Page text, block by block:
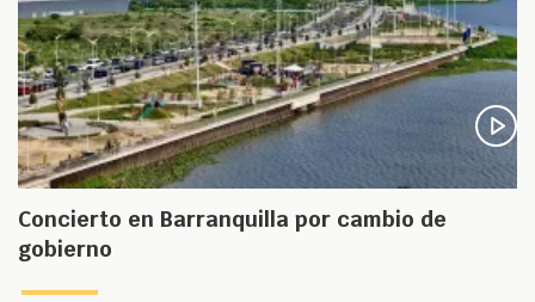
Concierto en Barranquilla por cambio de
gobierno